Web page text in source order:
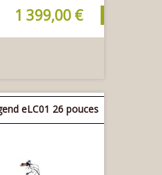
1 399,00 €
eLC01 26 pouces